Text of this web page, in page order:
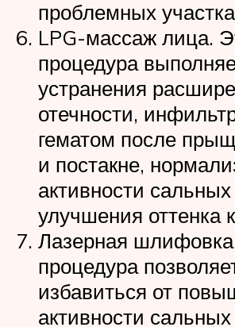
проблемных
LPG-массаж лица.
процедура
устранения
отечности,
гематом после
и постакне,
активности
улучшения оттенка
Лазерная
процедура
избавиться от
активности